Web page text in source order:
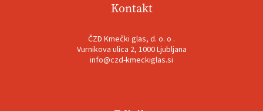
Kontakt
ČZD Kmečki glas, d. o. o .
Vurnikova ulica 2, 1000 Ljubljana
info@czd-kmeckiglas.si